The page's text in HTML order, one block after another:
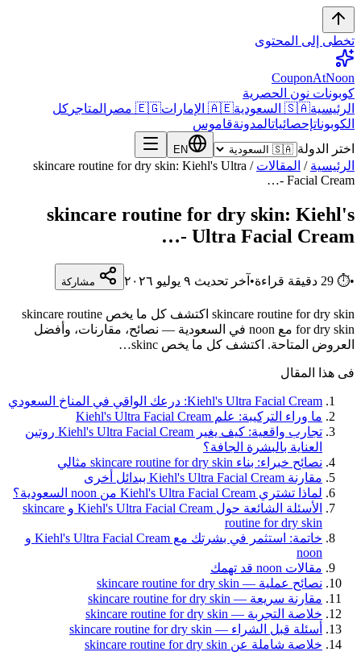
تخطى إلى المحتوى
CouponAtNoon
كوبونات نون الحصرية
الرئيسية🇸🇦 السعودية 🇦🇪 الإمارات 🇪🇬 مصر المتاجر كل
الكوبوناتإحصائياتالمدونةقاموس
اختر الدولة
EN
الرئيسية / المقالات /
skincare routine for dry skin: Kiehl's Ultra
Facial Cream -…
skincare routine for dry skin: Kiehl's
Ultra Facial Cream -…
•
⏱
29 دقيقة قراءة• آخر تحديث ٩ يوليو ٢٠٢٦ مشاركة
skincare routine for dry skin اكتشف كل ما يخص skincare routine
for dry skin مع noon في السعودية — نصائح، مقارنات، وأفضل
العروض المتاحة. اكتشف كل ما يخص skinc…
فى هذا المقال
Kiehl's Ultra Facial Cream: درعك الواقي في المناخ السعودي
ما وراء التركيبة: علم Kiehl's Ultra Facial Cream
تجارب واقعية: كيف يغير Kiehl's Ultra Facial Cream روتين
العناية بالبشرة الجافة؟
نصائح خبراء: بناء skincare routine for dry skin مثالي
مقارنة Kiehl's Ultra Facial Cream ببدائل أخرى
لماذا تشتري Kiehl's Ultra Facial Cream من noon السعودية؟
الأسئلة الشائعة حول Kiehl's Ultra Facial Cream و skincare
routine for dry skin
خاتمة: استثمر في بشرتك مع Kiehl's Ultra Facial Cream و
noon
مقالات noon قد تهمك
نصائح عملية — skincare routine for dry skin
مقارنة سريعة — skincare routine for dry skin
خلاصة التجربة — skincare routine for dry skin
أسئلة قبل الشراء — skincare routine for dry skin
خلاصة شاملة عن skincare routine for dry skin